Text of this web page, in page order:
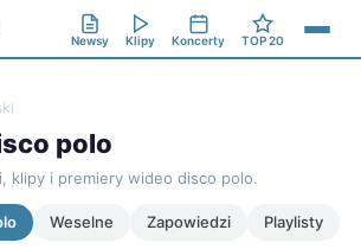
Newsy Klipy Koncerty TOP 20
polo
klipy i premiery wideo disco polo.
Weselne Zapowiedzi Playlisty